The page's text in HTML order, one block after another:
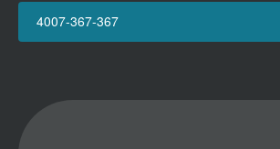
4007-367-367